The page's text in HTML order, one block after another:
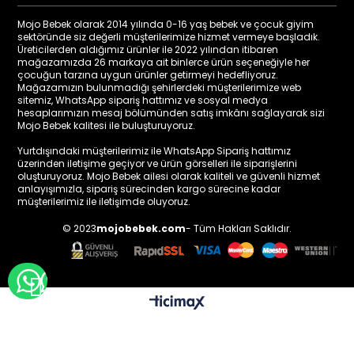
Mojo Bebek olarak 2014 yılında 0-16 yaş bebek ve çocuk giyim
sektöründe siz değerli müşterilerimize hizmet vermeye başladık.
Üreticilerden aldığımız ürünler ile 2022 yılından itibaren
mağazamızda 26 markaya ait binlerce ürün seçeneğiyle her
çocuğun tarzına uygun ürünler getirmeyi hedefliyoruz.
Mağazamızın bulunmadığı şehirlerdeki müşterilerimize web
sitemiz, WhatsApp sipariş hattımız ve sosyal medya
hesaplarımızın mesaj bölümünden satış imkânı sağlayarak sizi
Mojo Bebek kalitesi ile buluşturuyoruz.
Yurtdışındaki müşterilerimiz ile WhatsApp Sipariş hattımız
üzerinden iletişime geçiyor ve ürün görselleri ile siparişlerini
oluşturuyoruz. Mojo Bebek ailesi olarak kaliteli ve güvenli hizmet
anlayışımızla, sipariş sürecinden kargo sürecine kadar
müşterilerimiz ile iletişimde oluyoruz.
© 2023mojobebek.com- Tüm Hakları Saklıdır.